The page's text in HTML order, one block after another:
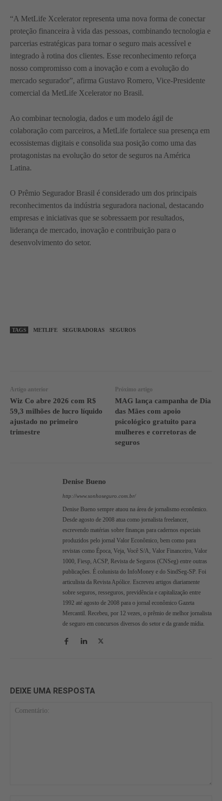
“A MetLife Xcelerator representa uma nova forma de conectar
proteção financeira à vida das pessoas, combinando tecnologia e
parcerias estratégicas para tornar o seguro mais acessível e
integrado à rotina dos clientes. Esse reconhecimento reforça
nosso compromisso com a inovação e com a evolução do
mercado segurador”, afirma Gustavo Romero, Vice-Presidente
comercial da MetLife Xcelerator no Brasil.
Ao combinar tecnologia, dados e um modelo ágil de
colaboração com parceiros, a MetLife fortalece sua presença em
ecossistemas digitais e consolida sua posição como uma das
protagonistas na evolução do setor de seguros na América
Latina.
O Prêmio Segurador Brasil é considerado um dos principais
reconhecimentos da indústria seguradora nacional, destacando
empresas e iniciativas que se sobressaem por resultados,
liderança de mercado, inovação e contribuição para o
desenvolvimento do setor.
TAGS METLIFE SEGURADORAS SEGUROS
Artigo anterior
Wiz Co abre 2026 com R$
59,3 milhões de lucro líquido
ajustado no primeiro
trimestre
Próximo artigo
MAG lança campanha de Dia
das Mães com apoio
psicológico gratuito para
mulheres e corretoras de
seguros
Denise Bueno
http://www.sonhoseguro.com.br/
Denise Bueno sempre atuou na área de jornalismo econômico.
Desde agosto de 2008 atua como jornalista freelancer,
escrevendo matérias sobre finanças para cadernos especiais
produzidos pelo jornal Valor Econômico, bem como para
revistas como Época, Veja, Você S/A, Valor Financeiro, Valor
1000, Fiesp, ACSP, Revista de Seguros (CNSeg) entre outras
publicações. É colunista do InfoMoney e do SindSeg-SP. Foi
articulista da Revista Apólice. Escreveu artigos diariamente
sobre seguros, resseguros, previdência e capitalização entre
1992 até agosto de 2008 para o jornal econômico Gazeta
Mercantil. Recebeu, por 12 vezes, o prêmio de melhor jornalista
de seguro em concursos diversos do setor e da grande mídia.
DEIXE UMA RESPOSTA